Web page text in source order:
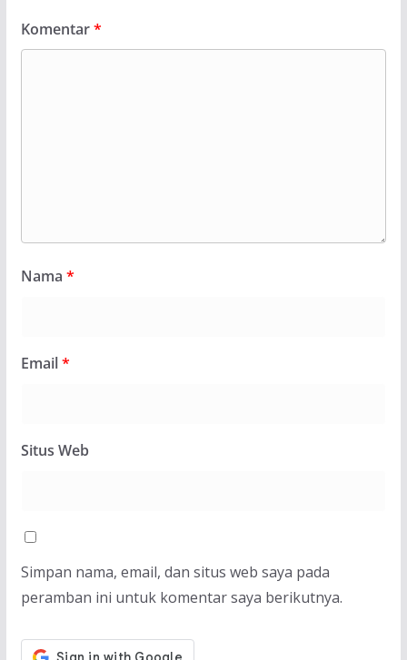
Komentar*
Nama *
Email*
Situs Web
Simpan nama, email, dan situs web saya pada
peramban ini untuk komentar saya berikutnya.